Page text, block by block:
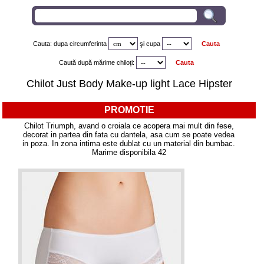
Cauta: dupa circumferinta şi cupa
Caută după mărime chiloți:
Chilot Just Body Make-up light Lace Hipster
PROMOTIE
Chilot Triumph, avand o croiala ce acopera mai mult din fese,
decorat in partea din fata cu dantela, asa cum se poate vedea
in poza. In zona intima este dublat cu un material din bumbac.
Marime disponibila 42